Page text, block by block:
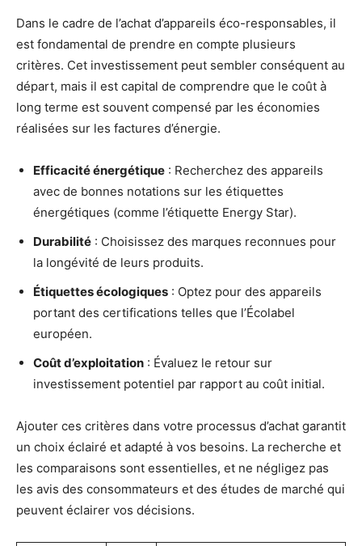
Dans le cadre de l’achat d’appareils éco-responsables, il
est fondamental de prendre en compte plusieurs
critères. Cet investissement peut sembler conséquent au
départ, mais il est capital de comprendre que le coût à
long terme est souvent compensé par les économies
réalisées sur les factures d’énergie.
Efficacité énergétique : Recherchez des appareils
avec de bonnes notations sur les étiquettes
énergétiques (comme l’étiquette Energy Star).
Durabilité : Choisissez des marques reconnues pour
la longévité de leurs produits.
Étiquettes écologiques : Optez pour des appareils
portant des certifications telles que l’Écolabel
européen.
Coût d’exploitation : Évaluez le retour sur
investissement potentiel par rapport au coût initial.
Ajouter ces critères dans votre processus d’achat garantit
un choix éclairé et adapté à vos besoins. La recherche et
les comparaisons sont essentielles, et ne négligez pas
les avis des consommateurs et des études de marché qui
peuvent éclairer vos décisions.